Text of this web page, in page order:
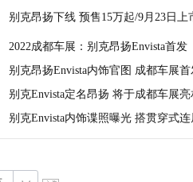
别克昂扬下线 预售15万起/9月23日上
2022成都车展：别克昂扬Envista首发
别克昂扬Envista内饰官图 成都车展首
别克Envista定名昂扬 将于成都车展亮
别克Envista内饰谍照曝光 搭贯穿式连